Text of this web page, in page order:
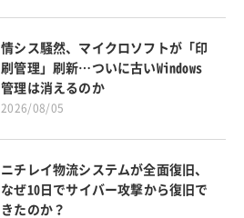
情シス騒然、マイクロソフトが「印
刷管理」刷新…ついに古いWindows
管理は消えるのか
2026/08/05
ニチレイ物流システムが全面復旧、
なぜ10日でサイバー攻撃から復旧で
きたのか？